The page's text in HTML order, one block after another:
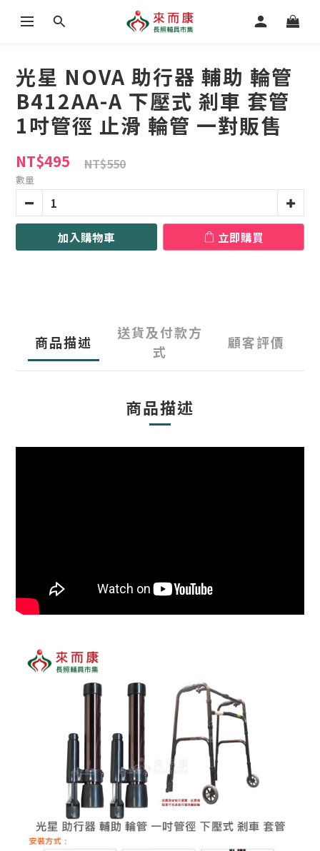
光星 NOVA 助行器 輔助 輪管
B412AA-A 下壓式 剎車 套管
1吋管徑 止滑 輪管 一對販售
NT$495 NT$550
數量
加入購物車 立即購買
商品描述
送貨及付款方
式
顧客評價
商品描述